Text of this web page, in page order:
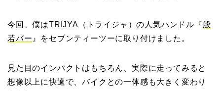
今回、僕はTRIJYA（トライジャ）の人気ハンドル『般
若バー』をセブンティーツーに取り付けました。
見た目のインパクトはもちろん、実際に走ってみると
想像以上に快適で、バイクとの一体感も大きく変わり